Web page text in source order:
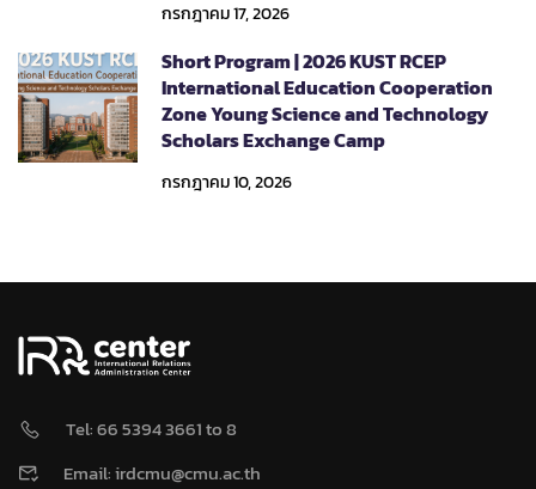
กรกฎาคม 17, 2026
Short Program | 2026 KUST RCEP
International Education Cooperation
Zone Young Science and Technology
Scholars Exchange Camp
กรกฎาคม 10, 2026
Tel: 66 5394 3661 to 8
Email: irdcmu@cmu.ac.th